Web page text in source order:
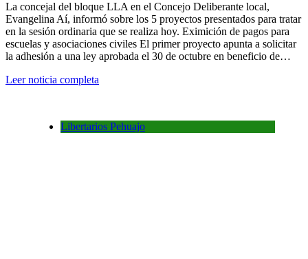
La concejal del bloque LLA en el Concejo Deliberante local,
Evangelina Aí, informó sobre los 5 proyectos presentados para tratar
en la sesión ordinaria que se realiza hoy. Eximición de pagos para
escuelas y asociaciones civiles El primer proyecto apunta a solicitar
la adhesión a una ley aprobada el 30 de octubre en beneficio de…
Leer noticia completa
Libertarios Pehuajo